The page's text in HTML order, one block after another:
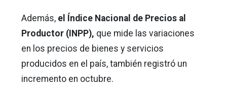
Además, el Índice Nacional de Precios al
Productor (INPP), que mide las variaciones
en los precios de bienes y servicios
producidos en el país, también registró un
incremento en octubre.